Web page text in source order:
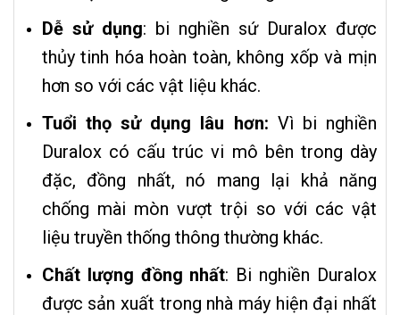
Dễ sử dụng: bi nghiền sứ Duralox được
thủy tinh hóa hoàn toàn, không xốp và mịn
hơn so với các vật liệu khác.
Tuổi thọ sử dụng lâu hơn: Vì bi nghiền
Duralox có cấu trúc vi mô bên trong dày
đặc, đồng nhất, nó mang lại khả năng
chống mài mòn vượt trội so với các vật
liệu truyền thống thông thường khác.
Chất lượng đồng nhất: Bi nghiền Duralox
được sản xuất trong nhà máy hiện đại nhất